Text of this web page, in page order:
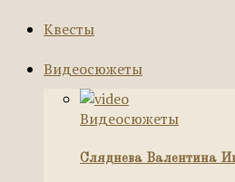
Квесты
Видеосюжеты
Видеосюжеты
Сляднева Валентина